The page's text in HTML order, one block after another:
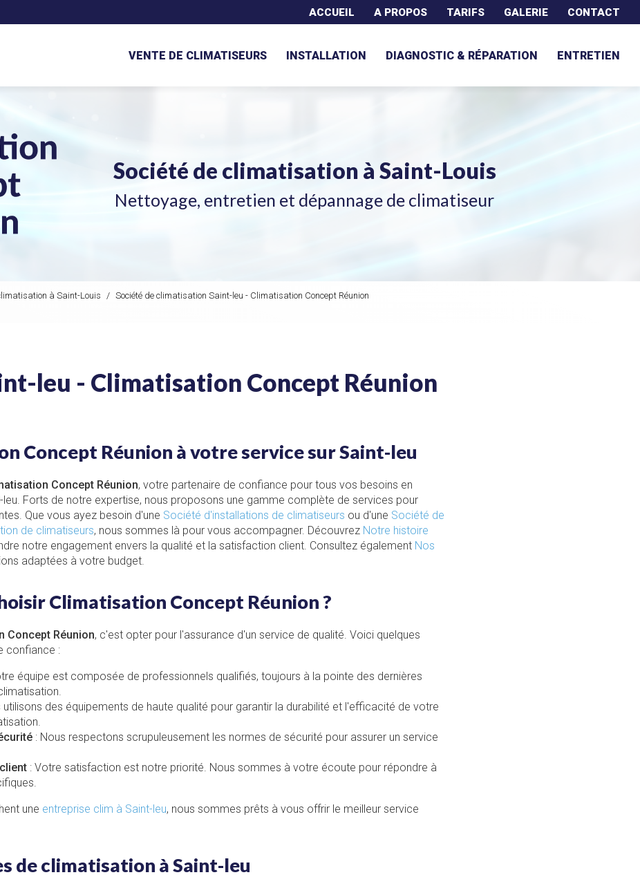
ACCUEIL A PROPOS TARIFS GALERIE CONTACT
VENTE DE CLIMATISEURS
INSTALLATION DIAGNOSTIC & RÉPARATION ENTRETIEN
Société de climatisation à Saint-Louis
Nettoyage, entretien et dépannage de climatiseur
à Saint-Louis
Société de climatisation Saint-leu - Climatisation Concept Réunion
leu - Climatisation Concept Réunion
Concept Réunion à votre service sur Saint-leu
Concept Réunion, votre partenaire de confiance pour tous vos besoins en
leu. Forts de notre expertise, nous proposons une gamme complète de services pour
Que vous ayez besoin d'une Société d'installations de climatiseurs ou d'une Société de
de climatiseurs, nous sommes là pour vous accompagner. Découvrez Notre histoire
notre engagement envers la qualité et la satisfaction client. Consultez également Nos
adaptées à votre budget.
Climatisation Concept Réunion ?
Concept Réunion, c'est opter pour l'assurance d'un service de qualité. Voici quelques
confiance :
équipe est composée de professionnels qualifiés, toujours à la pointe des dernières
utilisons des équipements de haute qualité pour garantir la durabilité et l'efficacité de votre
: Nous respectons scrupuleusement les normes de sécurité pour assurer un service
: Votre satisfaction est notre priorité. Nous sommes à votre écoute pour répondre à
une entreprise clim à Saint-leu, nous sommes prêts à vous offrir le meilleur service
de climatisation à Saint-leu